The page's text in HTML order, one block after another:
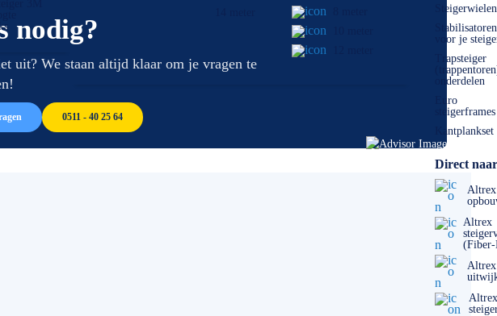
Steigerwielen
Stabilisatoren
voor je
Trapsteiger
onderdelen
Euro
steigerframes
Kantplankset
Direct
Altrex
Altrex
Altrex
Altrex
nodig?
uit? We staan altijd klaar om je vragen te
0511 - 40 25 64